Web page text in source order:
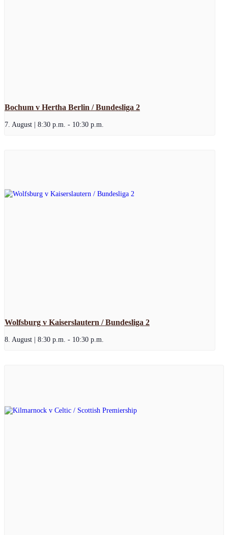
Bochum v Hertha Berlin / Bundesliga 2
7. August | 8:30 p.m. - 10:30 p.m.
Wolfsburg v Kaiserslautern / Bundesliga 2
8. August | 8:30 p.m. - 10:30 p.m.